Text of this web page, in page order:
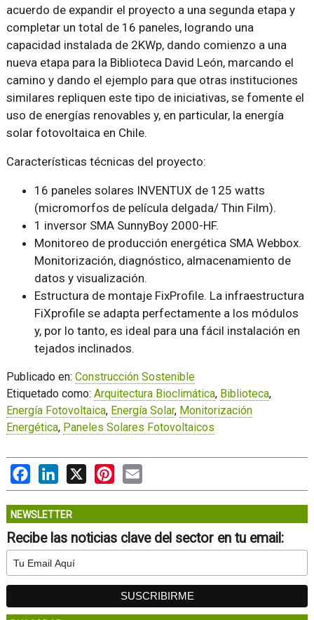
acuerdo de expandir el proyecto a una segunda etapa y
completar un total de 16 paneles, logrando una
capacidad instalada de 2KWp, dando comienzo a una
nueva etapa para la Biblioteca David León, marcando el
camino y dando el ejemplo para que otras instituciones
similares repliquen este tipo de iniciativas, se fomente el
uso de energías renovables y, en particular, la energía
solar fotovoltaica en Chile.
Características técnicas del proyecto:
16 paneles solares INVENTUX de 125 watts
(micromorfos de película delgada/ Thin Film).
1 inversor SMA SunnyBoy 2000-HF.
Monitoreo de producción energética SMA Webbox.
Monitorización, diagnóstico, almacenamiento de
datos y visualización.
Estructura de montaje FixProfile. La infraestructura
FiXprofile se adapta perfectamente a los módulos
y, por lo tanto, es ideal para una fácil instalación en
tejados inclinados.
Publicado en: Construcción Sostenible
Etiquetado como: Arquitectura Bioclimática, Biblioteca,
Energía Fotovoltaica, Energía Solar, Monitorización
Energética, Paneles Solares Fotovoltaicos
FacebookLinkedIn
X PinterestEmail
NEWSLETTER
Recibe las noticias clave del sector en tu email: